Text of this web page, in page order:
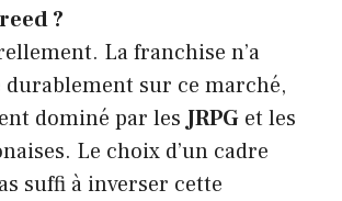
?
La franchise n’a
durablement sur ce marché,
dominé par lesJRPG et les
Le choix d’un cadre
suffi à inverser cette